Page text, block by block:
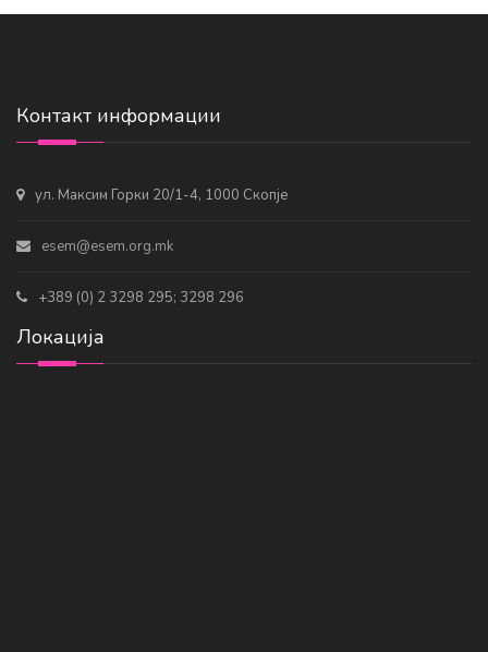
Контакт информации
ул. Максим Горки 20/1-4, 1000 Скопје
esem@esem.org.mk
+389 (0) 2 3298 295; 3298 296
Локација